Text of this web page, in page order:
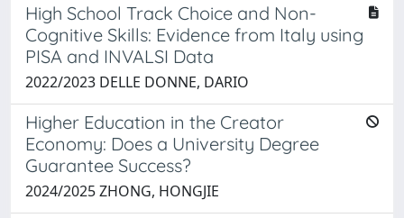
High School Track Choice and Non-
Cognitive Skills: Evidence from Italy using
PISA and INVALSI Data
2022/2023 DELLE DONNE, DARIO
Higher Education in the Creator
Economy: Does a University Degree
Guarantee Success?
2024/2025 ZHONG, HONGJIE